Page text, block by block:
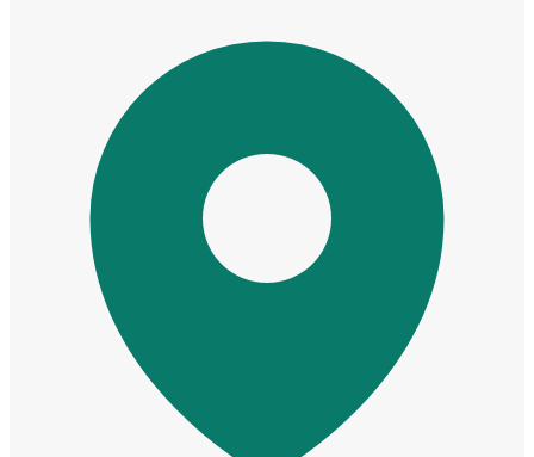
Cửa Nhựa Lõi Thép Upvc